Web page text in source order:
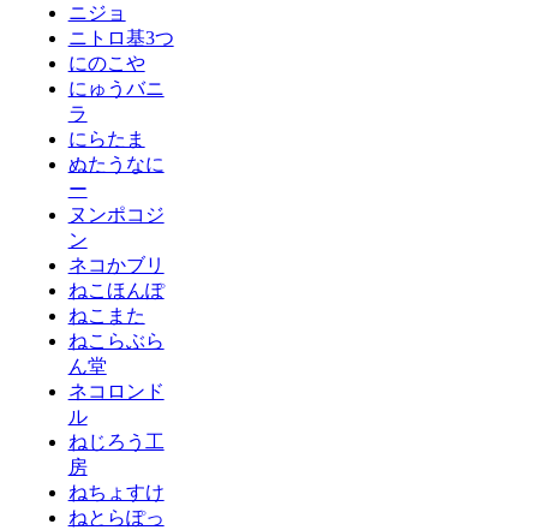
ニジョ
ニトロ基3つ
にのこや
にゅうバニ
ラ
にらたま
ぬたうなに
ー
ヌンポコジ
ン
ネコかブリ
ねこほんぽ
ねこまた
ねこらぶら
ん堂
ネコロンド
ル
ねじろう工
房
ねちょすけ
ねとらぽっ